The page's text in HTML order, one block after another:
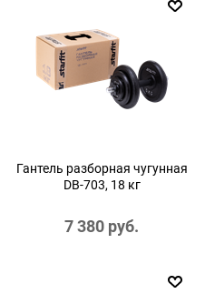
Гантель разборная чугунная
DB-703, 18 кг
7 380 руб.